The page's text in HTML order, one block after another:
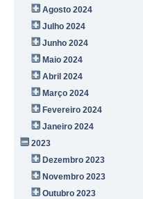
Agosto 2024
Julho 2024
Junho 2024
Maio 2024
Abril 2024
Março 2024
Fevereiro 2024
Janeiro 2024
2023
Dezembro 2023
Novembro 2023
Outubro 2023